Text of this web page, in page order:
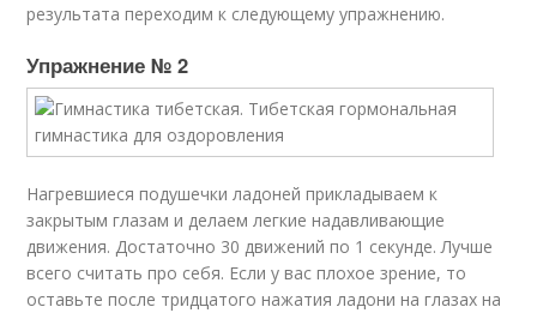
результата переходим к следующему упражнению.
Упражнение № 2
Нагревшиеся подушечки ладоней прикладываем к
закрытым глазам и делаем легкие надавливающие
движения. Достаточно 30 движений по 1 секунде. Лучше
всего считать про себя. Если у вас плохое зрение, то
оставьте после тридцатого нажатия ладони на глазах на